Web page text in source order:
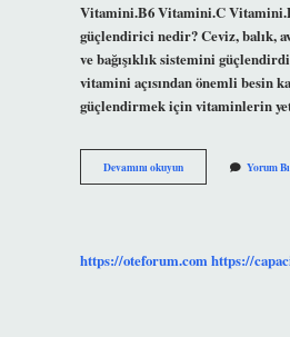
Vitamini.B6 Vitamini.C
güçlendirici nedir? Ceviz, balık,
ve bağışıklık sistemini
vitamini açısından önemli besin
güçlendirmek için vitaminlerin
Devamını okuyunBağışıklık
Sisteminin
Yorum
https://oteforum.comhttps://